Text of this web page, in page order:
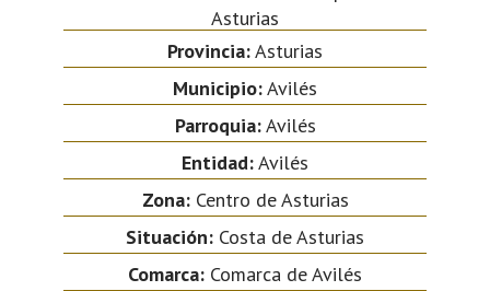
Asturias
Provincia:Asturias
Municipio:Avilés
Parroquia:Avilés
Entidad:Avilés
Zona:Centro de Asturias
Situación: Costa de Asturias
Comarca: Comarca de Avilés